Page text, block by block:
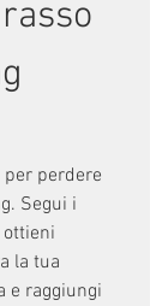
perdere
Segui i
la tua
e raggiungi